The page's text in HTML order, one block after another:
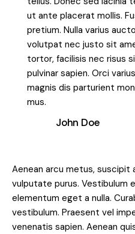
ut ante placerat mollis.
pretium. Nulla varius
volutpat nec justo sit
tortor, facilisis nec risus
pulvinar sapien. Orci
magnis dis parturient
mus.
John Doe
Aenean arcu metus, suscipit
vulputate purus. Vestibulum
elementum eget a nulla.
vestibulum. Praesent vel
venenatis sapien. Aenean